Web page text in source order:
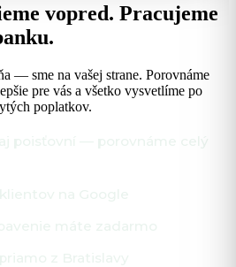
vopred. Pracujeme
— sme na vašej strane. Porovnáme
pre vás a všetko vysvetlíme po
poplatkov.
z Bratislavy